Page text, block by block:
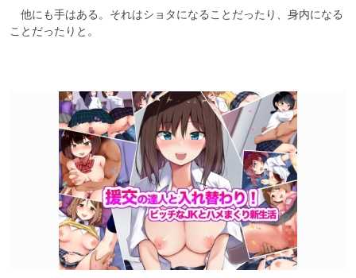
他にも手はある。それはショタになることだったり、身内になる
ことだったりと。